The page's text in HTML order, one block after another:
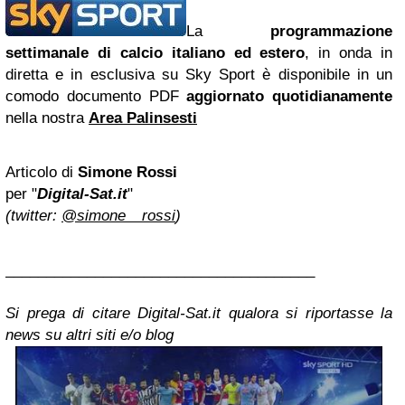
La programmazione
settimanale di calcio italiano ed estero, in onda in
diretta e in esclusiva su Sky Sport è disponibile in un
comodo documento PDFaggiornato quotidianamente
nella nostra Area Palinsesti
Articolo di Simone Rossi
per "Digital-Sat.it"
(twitter: @simone__rossi)
Si prega di citare Digital-Sat.it qualora si riportasse la
news su altri siti e/o blog